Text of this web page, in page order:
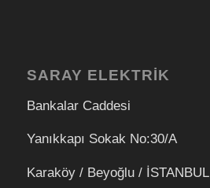
SARAY ELEKTRİK
Bankalar Caddesi
Yanıkkapı Sokak No:30/A
Karaköy / Beyoğlu / İSTANBUL